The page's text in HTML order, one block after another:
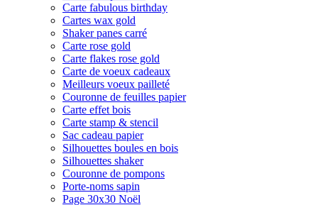
Carte fabulous birthday
Cartes wax gold
Shaker panes carré
Carte rose gold
Carte flakes rose gold
Carte de voeux cadeaux
Meilleurs voeux pailleté
Couronne de feuilles papier
Carte effet bois
Carte stamp & stencil
Sac cadeau papier
Silhouettes boules en bois
Silhouettes shaker
Couronne de pompons
Porte-noms sapin
Page 30x30 Noël